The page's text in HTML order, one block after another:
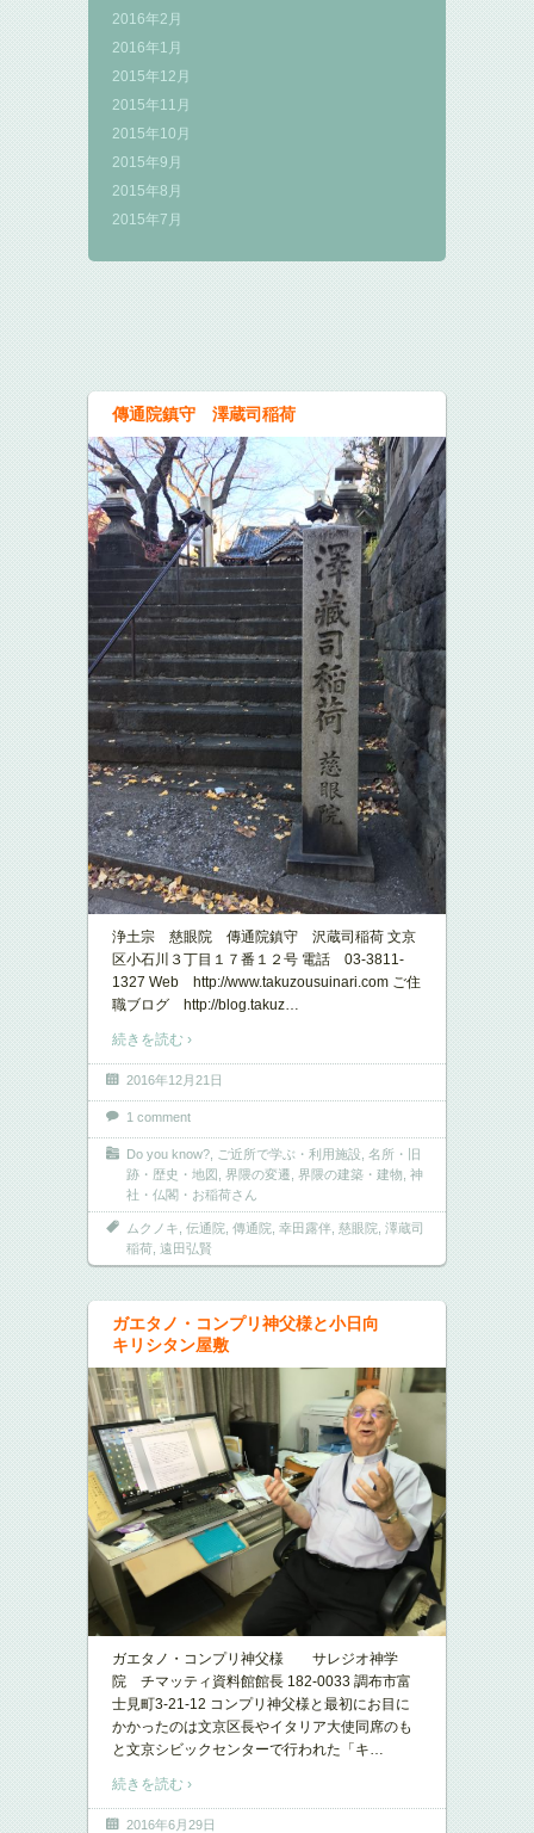
2016年2月
2016年1月
2015年12月
2015年11月
2015年10月
2015年9月
2015年8月
2015年7月
傳通院鎮守 澤蔵司稲荷
浄土宗 慈眼院 傳通院鎮守 沢蔵司稲荷 文京
区小石川３丁目１７番１２号 電話 03-3811-
1327 Web http://www.takuzousuinari.com ご住
職ブログ http://blog.takuz
続きを読む ›
2016年12月21日
1 comment
Do you know? ご近所で学ぶ・利用施設 名所・旧
跡・歴史・地図 界隈の変遷 界隈の建築・建物 神
社・仏閣・お稲荷さん
ムクノキ 伝通院 傳通院 幸田露伴 慈眼院 澤蔵司
稲荷 遠田弘賢
ガエタノ・コンプリ神父様と小日向
キリシタン屋敷
ガエタノ・コンプリ神父様 サレジオ神学
院 チマッティ資料館館長 182-0033 調布市富
士見町3-21-12 コンプリ神父様と最初にお目に
かかったのは文京区長やイタリア大使同席のも
と文京シビックセンターで行われた「キ
続きを読む ›
2016年6月29日